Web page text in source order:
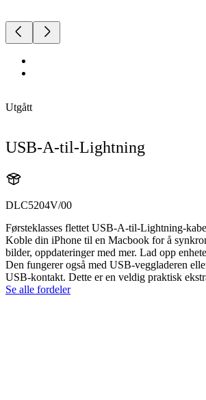
Utgått
USB-A-til-Lightning
DLC5204V/00
Førsteklasses flettet USB-A-til-Lightning-
Koble din iPhone til en Macbook for å
bilder, oppdateringer med mer. Lad opp
Den fungerer også med USB-veggladeren
USB-kontakt. Dette er en veldig praktisk
Se alle fordeler